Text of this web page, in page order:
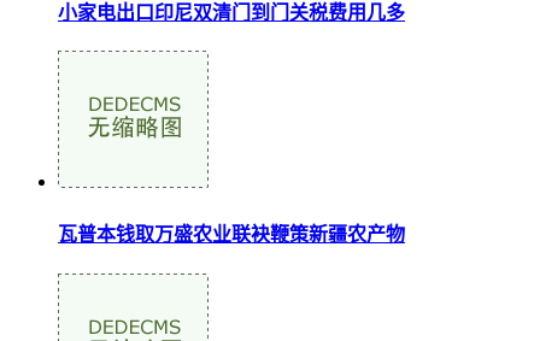
小家电出口印尼双清门到门关税费用几多
瓦普本钱取万盛农业联袂鞭策新疆农产物